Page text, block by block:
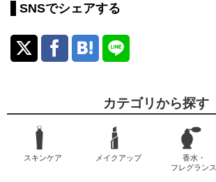
SNSでシェアする
カテゴリから探す
スキンケア メイクアップ
香水・
フレグランス